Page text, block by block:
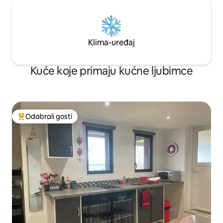
Klima-uređaj
Kuće koje primaju kućne ljubimce
Među najviše rangiranima s oznakom „Odabrali gosti”
Odabrali gosti